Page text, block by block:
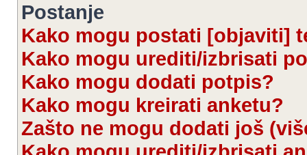
Postanje
Kako mogu postati [objaviti]
Kako mogu urediti/izbrisati
Kako mogu dodati potpis?
Kako mogu kreirati anketu?
Zašto ne mogu dodati još